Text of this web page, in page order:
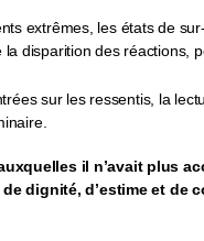
extrêmes, les états de
disparition des réactions,
sur les ressentis, la
il n’avait plus
dignité, d’estime et de